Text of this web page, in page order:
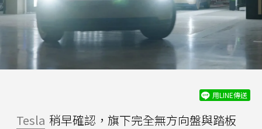
用LINE傳送
Tesla 稍早確認，旗下完全無方向盤與踏板